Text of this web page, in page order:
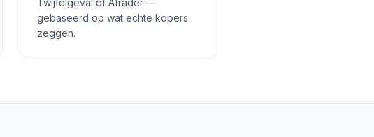
Twijfelgeval of Afrader —
gebaseerd op wat echte kopers
zeggen.